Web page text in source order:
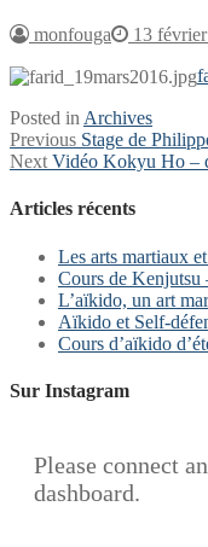
monfouga 13
Posted in Archives
Navigation
de
l’article
Previous Previous
post:
Stage de
Next Next
Vidéo Kokyu Ho –
Articles récents
Les arts martiaux
Cours de Kenjutsu
L’aïkido, un art
Aïkido et Self-
Cours d’aïkido
Sur Instagram
Please connect
dashboard.